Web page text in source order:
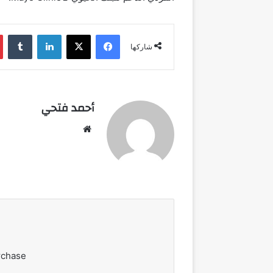
شاركها
فيسبوك ‫X لينكدإن
أحمد فتحي